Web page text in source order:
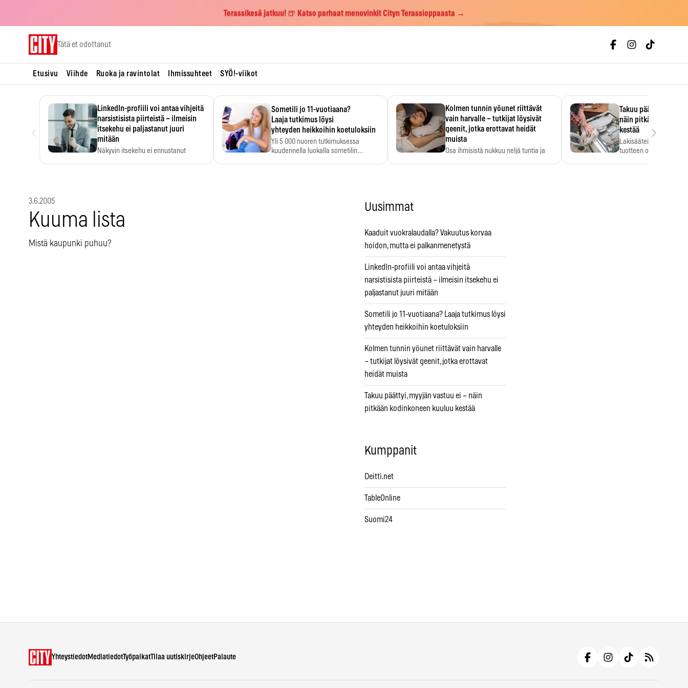
Terassikesä jatkuu! 🍺 Katso parhaat menovinkit Cityn Terassioppaasta →
Tätä et odottanut
Etusivu Viihde Ruoka ja ravintolat Ihmissuhteet SYÖ!-viikot
LinkedIn-profiili voi antaa vihjeitä
narsistisista piirteistä – ilmeisin
itsekehu ei paljastanut juuri
mitään
Näkyvin itsekehu ei ennustanut
Sometili jo 11-vuotiaana?
Laaja tutkimus löysi
yhteyden heikkoihin koetuloksiin
Yli 5 000 nuoren tutkimuksessa
kuudennella luokalla sometilin…
Kolmen tunnin yöunet riittävät
vain harvalle – tutkijat löysivät
geenit, jotka erottavat heidät
muista
Osa ihmisistä nukkuu neljä tuntia ja
Takuu päättyi,
näin pitkään
kestää
Lakisääteinen
tuotteen oletetun
›
3.6.2005
Kuuma lista
Mistä kaupunki puhuu?
Uusimmat
Kaaduit vuokralaudalla? Vakuutus korvaa
hoidon, mutta ei palkanmenetystä
LinkedIn-profiili voi antaa vihjeitä
narsistisista piirteistä – ilmeisin itsekehu ei
paljastanut juuri mitään
Sometili jo 11-vuotiaana? Laaja tutkimus löysi
yhteyden heikkoihin koetuloksiin
Kolmen tunnin yöunet riittävät vain harvalle
– tutkijat löysivät geenit, jotka erottavat
heidät muista
Takuu päättyi, myyjän vastuu ei – näin
pitkään kodinkoneen kuuluu kestää
Kumppanit
Deitti.net
TableOnline
Suomi24
YhteystiedotMediatiedotTyöpaikatTilaa uutiskirjeOhjeetPalaute